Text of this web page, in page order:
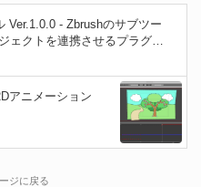
Ver.1.0.0 - Zbrushのサブツー
ェクトを連携させるプラグイ
アニメーション
ジに戻る